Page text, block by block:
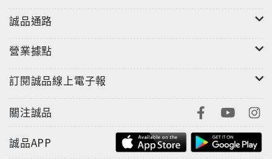
誠品通路
營業據點
訂閱誠品線上電子報
關注誠品
誠品APP